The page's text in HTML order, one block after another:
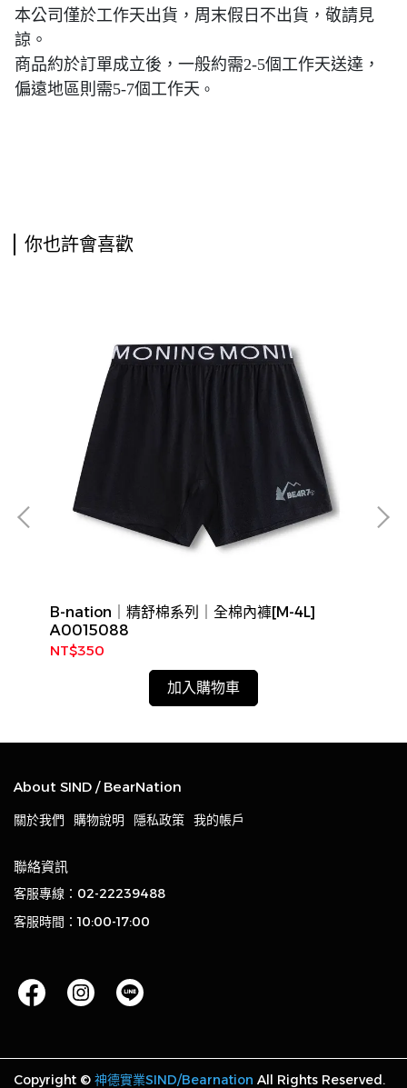
本公司僅於工作天出貨，周末假日不出貨，敬請見
諒。
商品約於訂單成立後，一般約需2-5個工作天送達，
偏遠地區則需5-7個工作天 。
你也許會喜歡
B-nation｜精舒棉系列｜全棉內褲[M-4L]
A0015088
NT$350
加入購物車
About SIND / BearNation
關於我們 購物說明 隱私政策 我的帳戶
聯絡資訊
客服專線：02-22239488
客服時間：10:00-17:00
Copyright © 神德實業SIND/Bearnation All Rights Reserved.